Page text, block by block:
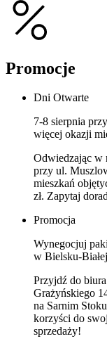
Promocje
Dni Otwarte
7-8 sierpnia
więcej okazji
Odwiedzając w
przy ul.
mieszkań
zł. Zapytaj
Promocja
Wynegocjuj
w Bielsku-
Przyjdź do
Grażyńskiego
na Sarnim
korzyści do
sprzedaży!